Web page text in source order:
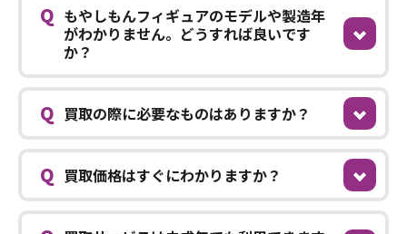
Q もやしもんフィギュアのモデルや製造年
がわかりません。どうすれば良いです
か？
Q 買取の際に必要なものはありますか？
Q 買取価格はすぐにわかりますか？